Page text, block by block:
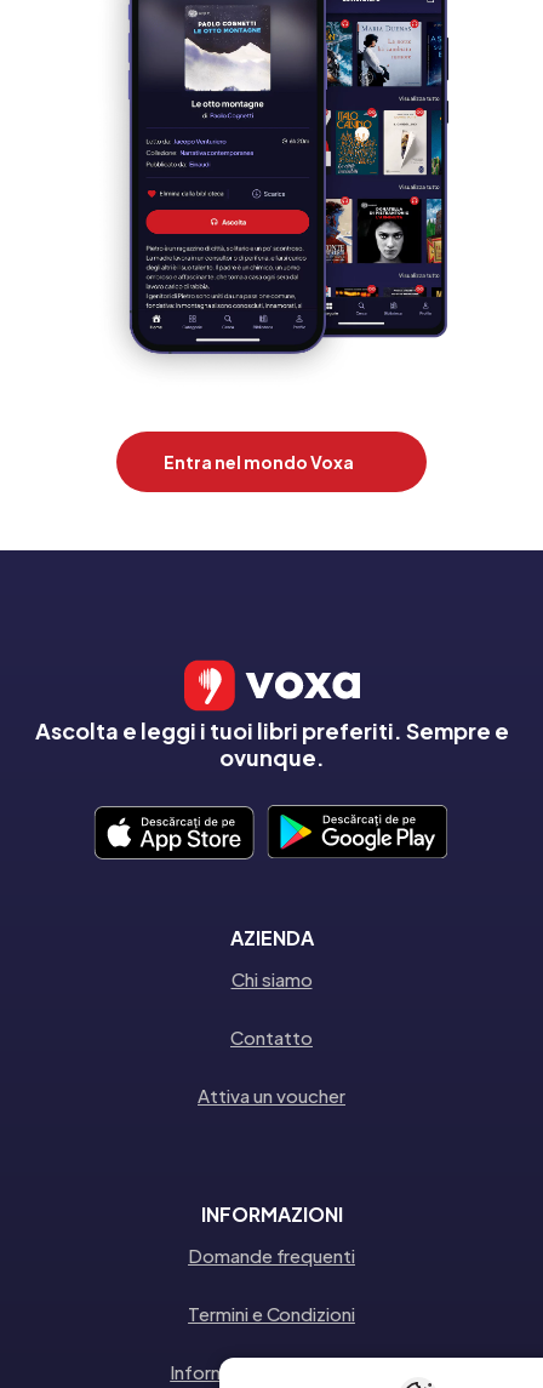
Entra nel mondo Voxa
Ascolta e leggi i tuoi libri preferiti. Sempre e
ovunque.
AZIENDA
Chi siamo
Contatto
Attiva un voucher
INFORMAZIONI
Domande frequenti
Termini e Condizioni
Informativa sulla privacy